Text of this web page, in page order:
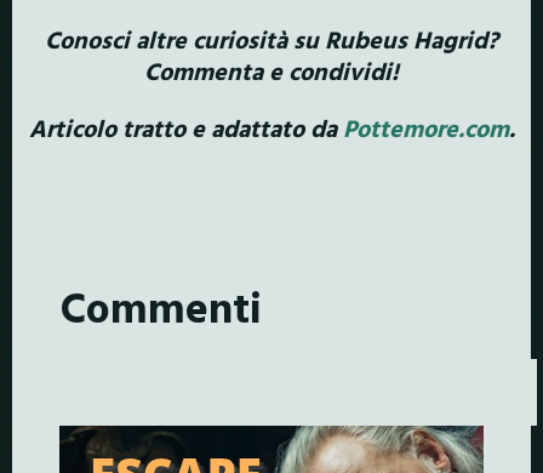
Conosci altre curiosità su Rubeus Hagrid?
Commenta e condividi!
Articolo tratto e adattato daPottemore.com.
Commenti